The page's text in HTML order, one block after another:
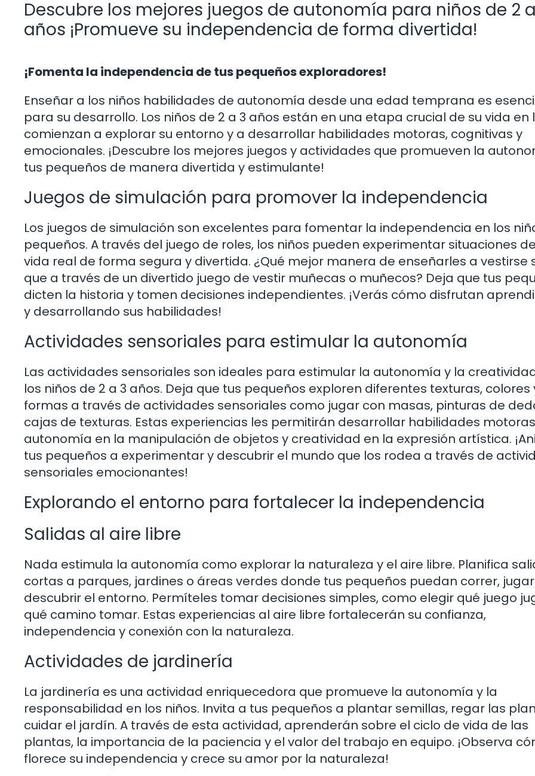
Descubre los mejores juegos de autonomía para niños de 2
años ¡Promueve su independencia de forma divertida!
¡Fomenta la independencia de tus pequeños exploradores!
Enseñar a los niños habilidades de autonomía desde una edad temprana es
para su desarrollo. Los niños de 2 a 3 años están en una etapa crucial de su vida en
comienzan a explorar su entorno y a desarrollar habilidades motoras, cognitivas y
emocionales. ¡Descubre los mejores juegos y actividades que promueven la
tus pequeños de manera divertida y estimulante!
Juegos de simulación para promover la independencia
Los juegos de simulación son excelentes para fomentar la independencia en los
pequeños. A través del juego de roles, los niños pueden experimentar situaciones
vida real de forma segura y divertida. ¿Qué mejor manera de enseñarles a vestirse
que a través de un divertido juego de vestir muñecas o muñecos? Deja que tus
dicten la historia y tomen decisiones independientes. ¡Verás cómo disfrutan
y desarrollando sus habilidades!
Actividades sensoriales para estimular la autonomía
Las actividades sensoriales son ideales para estimular la autonomía y la
los niños de 2 a 3 años. Deja que tus pequeños exploren diferentes texturas, colores
formas a través de actividades sensoriales como jugar con masas, pinturas de
cajas de texturas. Estas experiencias les permitirán desarrollar habilidades
autonomía en la manipulación de objetos y creatividad en la expresión artística.
tus pequeños a experimentar y descubrir el mundo que los rodea a través de
sensoriales emocionantes!
Explorando el entorno para fortalecer la independencia
Salidas al aire libre
Nada estimula la autonomía como explorar la naturaleza y el aire libre. Planifica
cortas a parques, jardines o áreas verdes donde tus pequeños puedan correr,
descubrir el entorno. Permíteles tomar decisiones simples, como elegir qué juego
qué camino tomar. Estas experiencias al aire libre fortalecerán su confianza,
independencia y conexión con la naturaleza.
Actividades de jardinería
La jardinería es una actividad enriquecedora que promueve la autonomía y la
responsabilidad en los niños. Invita a tus pequeños a plantar semillas, regar las
cuidar el jardín. A través de esta actividad, aprenderán sobre el ciclo de vida de las
plantas, la importancia de la paciencia y el valor del trabajo en equipo. ¡Observa
florece su independencia y crece su amor por la naturaleza!